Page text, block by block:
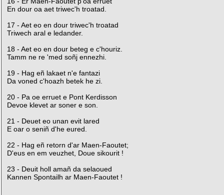
En dour oa aet triwec'h troatad.
17 - Aet eo en dour triwec'h troatad
Triwech aral e ledander.
18 - Aet eo en dour beteg e c'houriz.
Tamm ne re 'med soñj ennezhi.
19 - Hag eñ lakaet n'e fantazi
Da voned c'hoazh betek he zi.
20 - Pa oe erruet e Pont Kerdisson
Devoe klevet ar soner e son.
21 - Deuet eo unan evit lared
E oar o seniñ d'he eured.
22 - Hag eñ retorn d'ar Maen-Faoutet;
D'eus en em veuzhet, Doue sikourit !
23 - Deuit holl amañ da selaoued
Kannen Spontailh ar Maen-Faoutet !